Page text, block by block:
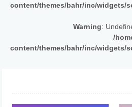
content/themes/bahr/inc/widgets/
Warning:
/
content/themes/bahr/inc/widgets/